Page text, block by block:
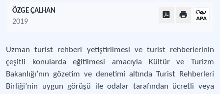
ÖZGE ÇALHAN
2019
Uzman turist rehberi yetiştirilmesi ve turist rehberlerinin
çeşitli konularda eğitilmesi amacıyla Kültür ve Turizm
Bakanlığı’nın gözetim ve denetimi altında Turist Rehberleri
Birliği’nin uygun görüşü ile odalar tarafından ücretli veya